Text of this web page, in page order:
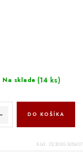
Na sklade (14 ks)
DO KOŠÍKA
Kód: 02300GS08407